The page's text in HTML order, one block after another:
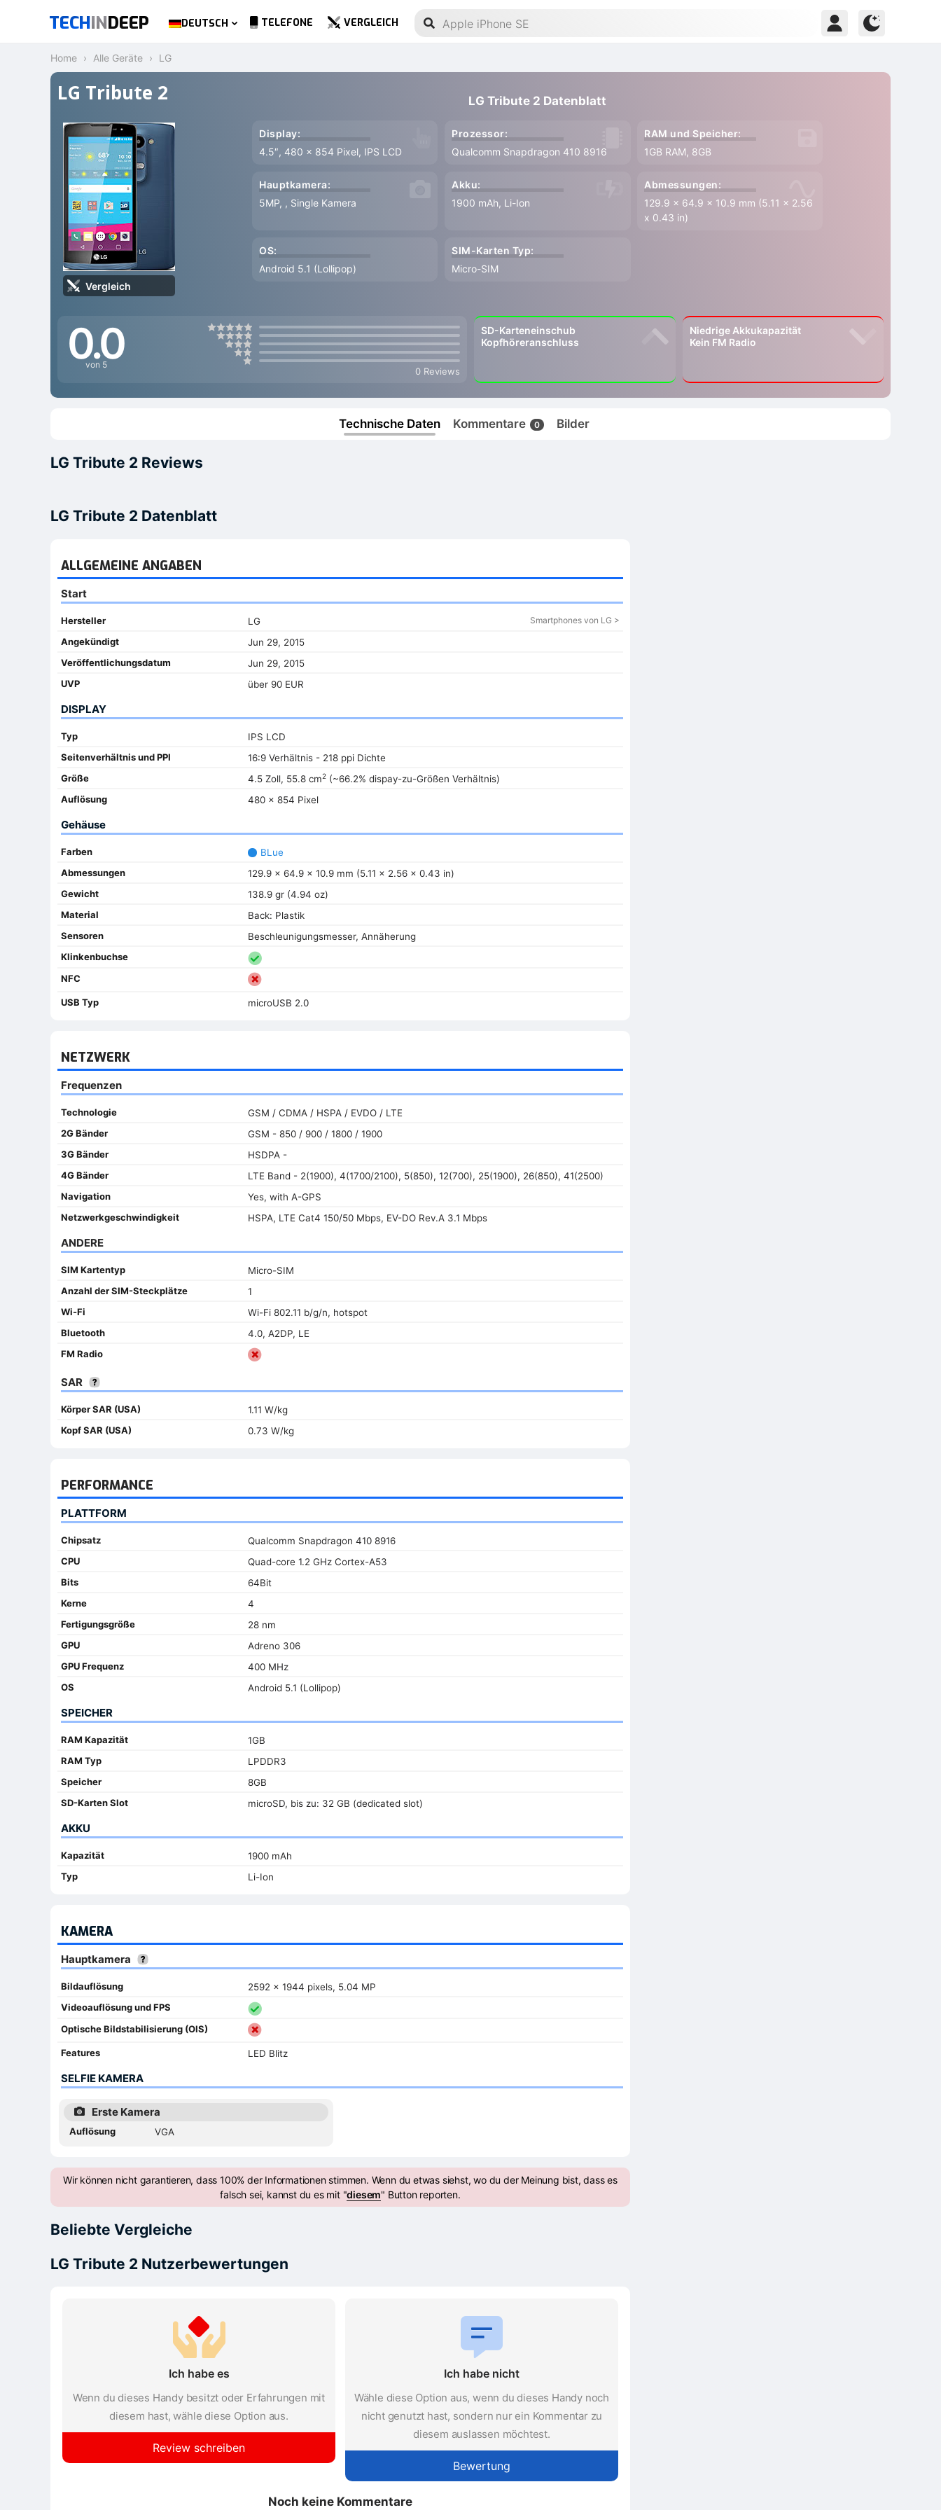
TECHINDEEP DEUTSCH TELEFONE VERGLEICH
Home Alle Geräte LG
LG Tribute 2
Vergleich
LG Tribute 2 Datenblatt
Display:
4.5″, 480 x 854 Pixel, IPS LCD
Prozessor:
Qualcomm Snapdragon 410 8916
RAM und Speicher:
1GB RAM, 8GB
Hauptkamera:
5MP, , Single Kamera
Akku:
1900 mAh, Li-Ion
Abmessungen:
129.9 x 64.9 x 10.9 mm (5.11 x 2.56
x 0.43 in)
OS:
Android 5.1 (Lollipop)
SIM-Karten Typ:
Micro-SIM
0.0
von 5
0 Reviews
SD-Karteneinschub
Kopfhöreranschluss
Niedrige Akkukapazität
Kein FM Radio
Technische Daten Kommentare 0 Bilder
LG Tribute 2 Reviews
LG Tribute 2 Datenblatt
ALLGEMEINE ANGABEN
Start
Hersteller LG Smartphones von LG >
Angekündigt
Jun 29, 2015
Veröffentlichungsdatum
Jun 29, 2015
UVP
über 90 EUR
DISPLAY
Typ
IPS LCD
Seitenverhältnis und PPI
16:9 Verhältnis - 218 ppi Dichte
Größe
4.5 Zoll, 55.8 cm2(~66.2% dispay-zu-Größen Verhältnis)
Auflösung
480 x 854 Pixel
Gehäuse
Farben
BLue
Abmessungen
129.9 x 64.9 x 10.9 mm (5.11 x 2.56 x 0.43 in)
Gewicht
138.9 gr (4.94 oz)
Material
Back: Plastik
Sensoren
Beschleunigungsmesser, Annäherung
Klinkenbuchse
NFC
USB Typ microUSB 2.0
NETZWERK
Frequenzen
Technologie
GSM / CDMA / HSPA / EVDO / LTE
2G Bänder
GSM - 850 / 900 / 1800 / 1900
3G Bänder
HSDPA -
4G Bänder
LTE Band - 2(1900), 4(1700/2100), 5(850), 12(700), 25(1900), 26(850), 41(2500)
Navigation
Yes, with A-GPS
Netzwerkgeschwindigkeit
HSPA, LTE Cat4 150/50 Mbps, EV-DO Rev.A 3.1 Mbps
ANDERE
SIM Kartentyp
Micro-SIM
Anzahl der SIM-Steckplätze
1
Wi-Fi
Wi-Fi 802.11 b/g/n, hotspot
Bluetooth
4.0, A2DP, LE
FM Radio
SAR
Körper SAR (USA)
1.11 W/kg
Kopf SAR (USA)
0.73 W/kg
PERFORMANCE
PLATTFORM
Chipsatz
Qualcomm Snapdragon 410 8916
CPU
Quad-core 1.2 GHz Cortex-A53
Bits
64Bit
Kerne
4
Fertigungsgröße
28 nm
GPU
Adreno 306
GPU Frequenz
400 MHz
OS
Android 5.1 (Lollipop)
SPEICHER
RAM Kapazität
1GB
RAM Typ
LPDDR3
Speicher
8GB
SD-Karten Slot
microSD, bis zu: 32 GB (dedicated slot)
AKKU
Kapazität
1900 mAh
Typ
Li-Ion
KAMERA
Hauptkamera
Bildauflösung
2592 x 1944 pixels, 5.04 MP
Videoauflösung und FPS
Optische Bildstabilisierung (OIS)
Features LED Blitz
SELFIE KAMERA
Erste Kamera
Auflösung VGA
Wir können nicht garantieren, dass 100% der Informationen stimmen. Wenn du etwas siehst, wo du der Meinung bist, dass es
falsch sei, kannst du es mit "diesem" Button reporten.
Beliebte Vergleiche
LG Tribute 2 Nutzerbewertungen
Ich habe es
Wenn du dieses Handy besitzt oder Erfahrungen mit
diesem hast, wähle diese Option aus.
Review schreiben
Ich habe nicht
Wähle diese Option aus, wenn du dieses Handy noch
nicht genutzt hast, sondern nur ein Kommentar zu
diesem auslassen möchtest.
Bewertung
Noch keine Kommentare